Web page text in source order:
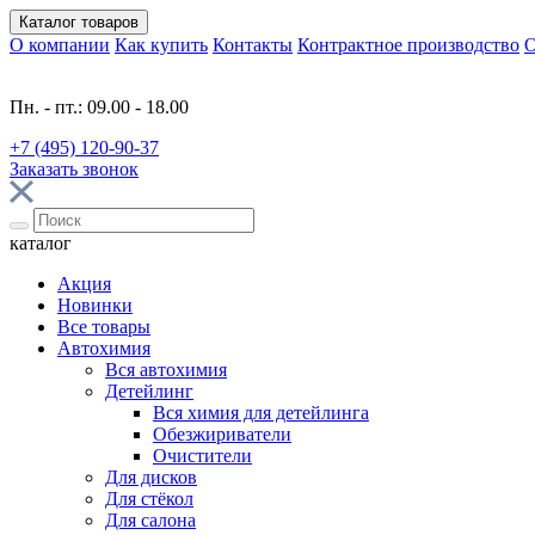
Каталог товаров
О компании Как купить Контакты Контрактное производство
Пн. - пт.: 09.00 - 18.00
+7 (495) 120-90-37
Заказать звонок
каталог
Акция
Новинки
Все товары
Автохимия
Вся автохимия
Детейлинг
Вся химия для детейлинга
Обезжириватели
Очистители
Для дисков
Для стёкол
Для салона